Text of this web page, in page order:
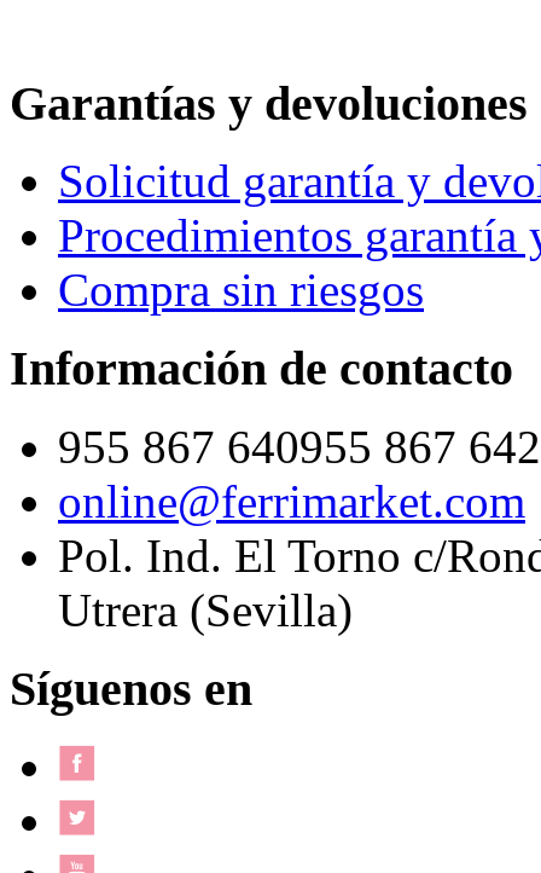
Garantías y devoluciones
Solicitud garantía y
Procedimientos garantía
Compra sin riesgos
Información de contacto
955 867 640955 867 642
online@ferrimarket.com
Pol. Ind. El Torno c/
Utrera (Sevilla)
Síguenos en